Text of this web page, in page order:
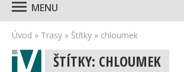
MENU
Úvod » Trasy » Štítky » chloumek
ŠTÍTKY: CHLOUMEK